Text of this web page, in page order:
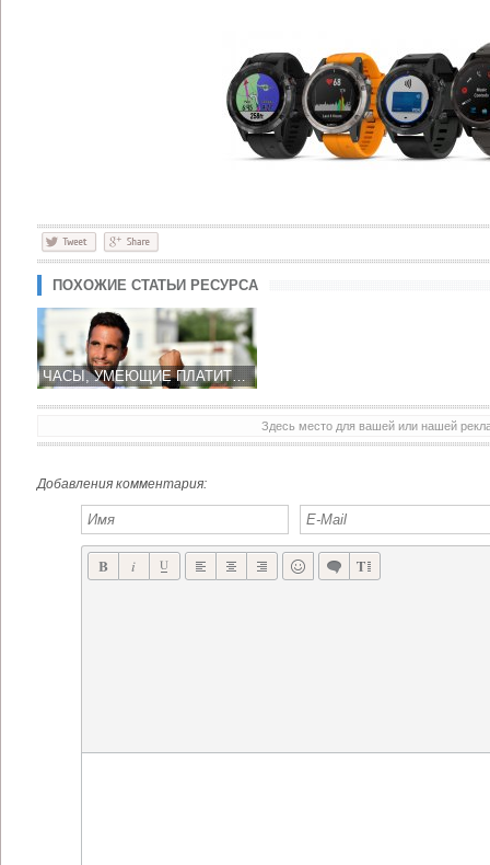
ПОХОЖИЕ СТАТЬИ РЕСУРСА
ЧАСЫ, УМЕЮЩИЕ ПЛАТИТЬ: ОБЗОР СИСТЕМ
Здесь место для вашей или нашей
Добавления комментария: